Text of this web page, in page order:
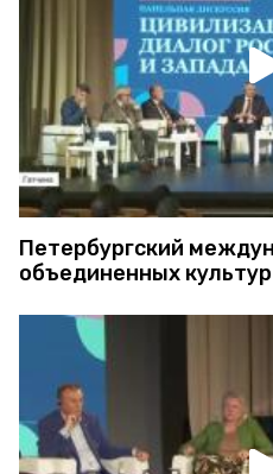
Петербургский
объединенных